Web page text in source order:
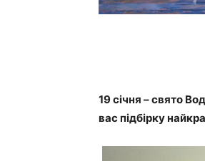
19 січня – свято
вас підбірку